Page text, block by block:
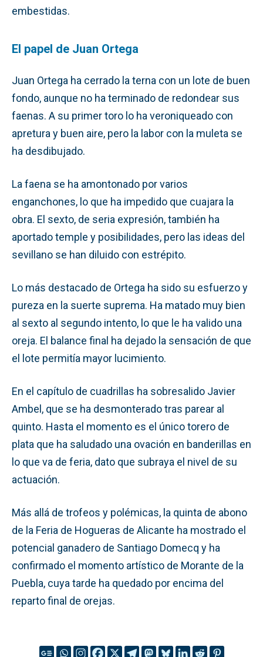
embestidas.
El papel de Juan Ortega
Juan Ortega ha cerrado la terna con un lote de buen
fondo, aunque no ha terminado de redondear sus
faenas. A su primer toro lo ha veroniqueado con
apretura y buen aire, pero la labor con la muleta se
ha desdibujado.
La faena se ha amontonado por varios
enganchones, lo que ha impedido que cuajara la
obra. El sexto, de seria expresión, también ha
aportado temple y posibilidades, pero las ideas del
sevillano se han diluido con estrépito.
Lo más destacado de Ortega ha sido su esfuerzo y
pureza en la suerte suprema. Ha matado muy bien
al sexto al segundo intento, lo que le ha valido una
oreja. El balance final ha dejado la sensación de que
el lote permitía mayor lucimiento.
En el capítulo de cuadrillas ha sobresalido Javier
Ambel, que se ha desmonterado tras parear al
quinto. Hasta el momento es el único torero de
plata que ha saludado una ovación en banderillas en
lo que va de feria, dato que subraya el nivel de su
actuación.
Más allá de trofeos y polémicas, la quinta de abono
de la Feria de Hogueras de Alicante ha mostrado el
potencial ganadero de Santiago Domecq y ha
confirmado el momento artístico de Morante de la
Puebla, cuya tarde ha quedado por encima del
reparto final de orejas.